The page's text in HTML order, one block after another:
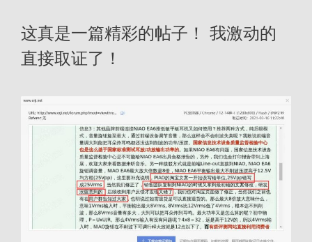
这真是一篇精彩的帖子！ 我激动的
直接取证了！